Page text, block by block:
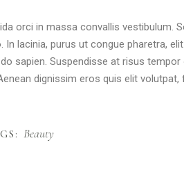
orci in massa convallis vestibulum.
lacinia, purus ut congue pharetra,
sapien. Suspendisse at risus
dignissim eros quis elit
Beauty